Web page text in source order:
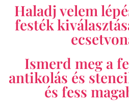
Haladj velem
festék
Ismerd meg a
antikolás és
és fess